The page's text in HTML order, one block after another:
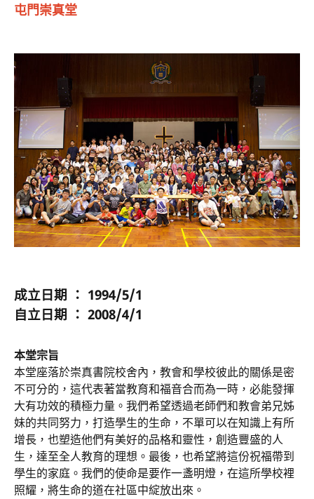
屯門崇真堂
成立日期 ： 1994/5/1
自立日期 ： 2008/4/1
本堂宗旨
本堂座落於崇真書院校舍內，教會和學校彼此的關係是密
不可分的，這代表著當教育和福音合而為一時，必能發揮
大有功效的積極力量。我們希望透過老師們和教會弟兄姊
妹的共同努力，打造學生的生命，不單可以在知識上有所
增長，也塑造他們有美好的品格和靈性，創造豐盛的人
生，達至全人教育的理想。最後，也希望將這份祝福帶到
學生的家庭。我們的使命是要作一盞明燈，在這所學校裡
照耀，將生命的道在社區中綻放出來。